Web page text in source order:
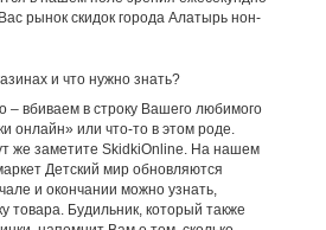
рынок скидок города Алатырь нон-
и что нужно знать?
– вбиваем в строку Вашего любимого
онлайн» или что-то в этом роде.
же заметите SkidkiOnline. На нашем
Детский мир обновляются
и окончании можно узнать,
товара. Будильник, который также